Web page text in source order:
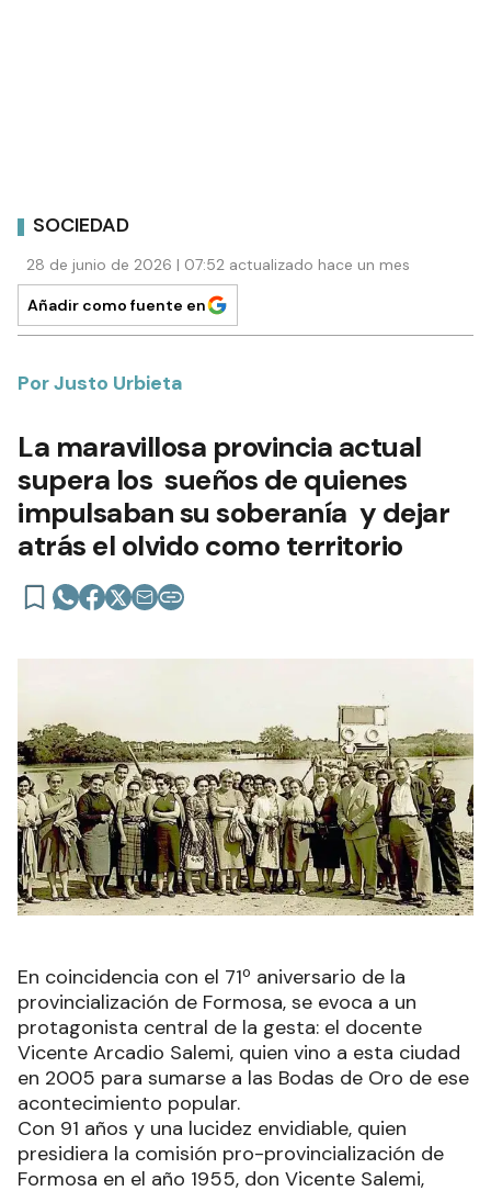
SOCIEDAD
28 de junio de 2026 | 07:52 actualizado hace un mes
Añadir como fuente en
Por Justo Urbieta
La maravillosa provincia actual
supera los sueños de quienes
impulsaban su soberanía y dejar
atrás el olvido como territorio
En coincidencia con el 71º aniversario de la
provincialización de Formosa, se evoca a un
protagonista central de la gesta: el docente
Vicente Arcadio Salemi, quien vino a esta ciudad
en 2005 para sumarse a las Bodas de Oro de ese
acontecimiento popular.
Con 91 años y una lucidez envidiable, quien
presidiera la comisión pro-provincialización de
Formosa en el año 1955, don Vicente Salemi,